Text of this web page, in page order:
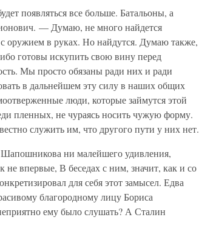
появляться все больше. Батальоны, а
— Думаю, не много найдется
оружием в руках. Но найдутся. Думаю также,
готовы искупить свою вину перед
Мы просто обязаны ради них и ради
в дальнейшем эту силу в наших общих
люди, которые займутся этой
пленных, не чураясь носить чужую форму.
служить им, что другого пути у них нет.
ни малейшего удивления,
впервые, В беседах с ним, значит, как и со
для себя этот замысел. Едва
благородному лицу Бориса
ему было слушать? А Сталин